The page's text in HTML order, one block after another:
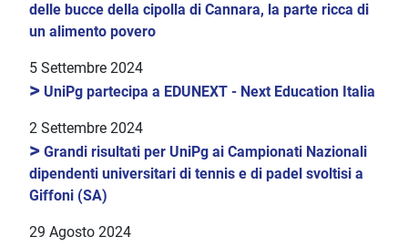
delle bucce della cipolla di Cannara, la parte ricca di
un alimento povero
5 Settembre 2024
> UniPg partecipa a EDUNEXT - Next Education Italia
2 Settembre 2024
> Grandi risultati per UniPg ai Campionati Nazionali
dipendenti universitari di tennis e di padel svoltisi a
Giffoni (SA)
29 Agosto 2024